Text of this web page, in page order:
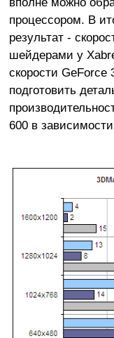
процессором. В
результат -
шейдерами у
скорости
подготовить
600 в